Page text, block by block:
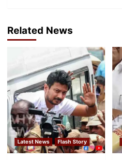
Related News
Latest News Flash Story